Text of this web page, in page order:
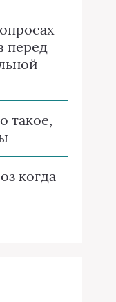
перед
такое,
когда